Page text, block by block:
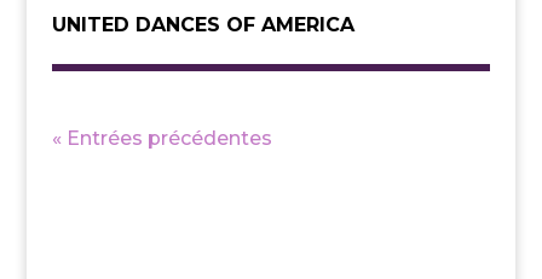
UNITED DANCES OF AMERICA
« Entrées précédentes